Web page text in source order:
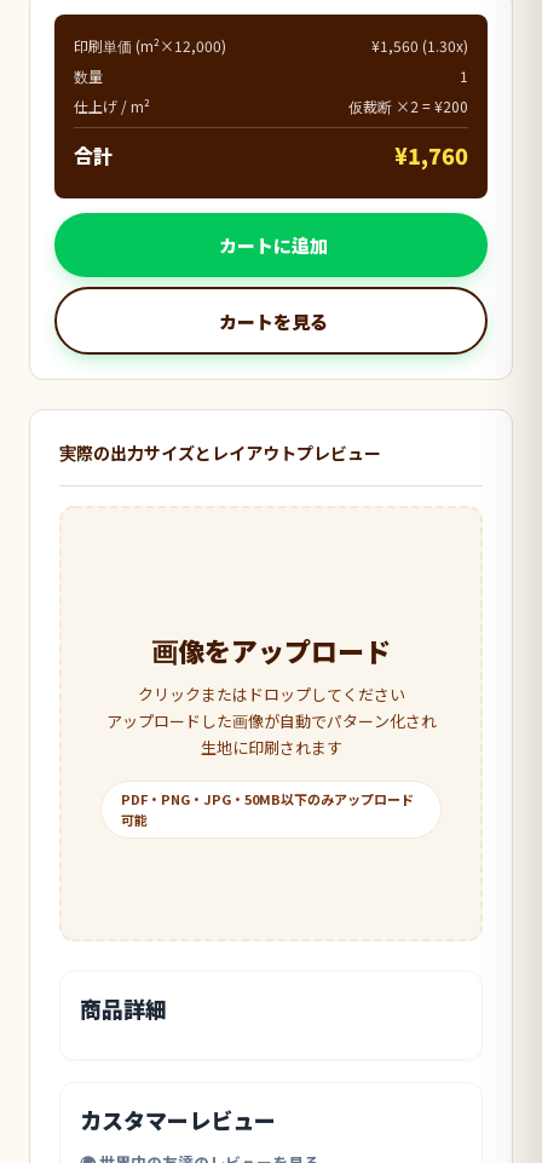
実際の出力サイズとレイアウトプレビュー
画像をアップロード
クリックまたはドロップしてください
アップロードした画像が自動でパターン化され
生地に印刷されます
PDF・PNG・JPG・50MB以下のみアップロード
可能
商品詳細
カスタマーレビュー
印刷単価 (m²×12,000)
¥1,560 (1.30x)
数量
1
仕上げ / m²
仮裁断 ×2 = ¥200
合計 ¥1,760
カートに追加
カートを見る